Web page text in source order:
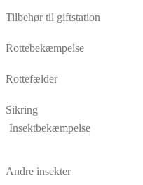
Tilbehør til giftstation
Rottebekæmpelse
Rottefælder
Sikring
Insektbekæmpelse
Andre insekter